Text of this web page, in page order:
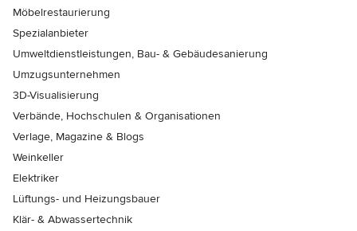
Möbelrestaurierung
Spezialanbieter
Umweltdienstleistungen, Bau- & Gebäudesanierung
Umzugsunternehmen
3D-Visualisierung
Verbände, Hochschulen & Organisationen
Verlage, Magazine & Blogs
Weinkeller
Elektriker
Lüftungs- und Heizungsbauer
Klär- & Abwassertechnik